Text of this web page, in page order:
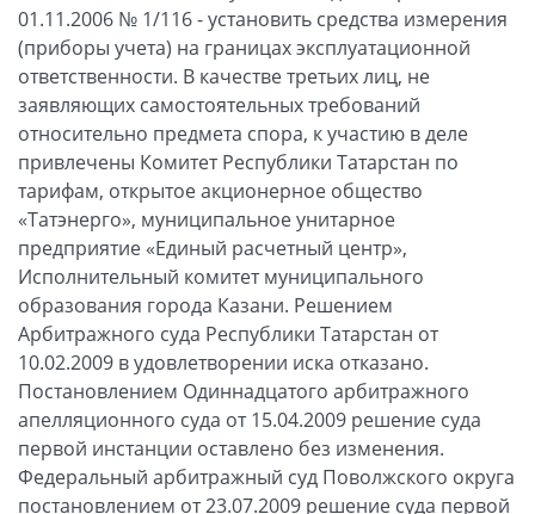
01.11.2006 № 1/116 - установить средства измерения
(приборы учета) на границах эксплуатационной
ответственности. В качестве третьих лиц, не
заявляющих самостоятельных требований
относительно предмета спора, к участию в деле
привлечены Комитет Республики Татарстан по
тарифам, открытое акционерное общество
«Татэнерго», муниципальное унитарное
предприятие «Единый расчетный центр»,
Исполнительный комитет муниципального
образования города Казани. Решением
Арбитражного суда Республики Татарстан от
10.02.2009 в удовлетворении иска отказано.
Постановлением Одиннадцатого арбитражного
апелляционного суда от 15.04.2009 решение суда
первой инстанции оставлено без изменения.
Федеральный арбитражный суд Поволжского округа
постановлением от 23.07.2009 решение суда первой